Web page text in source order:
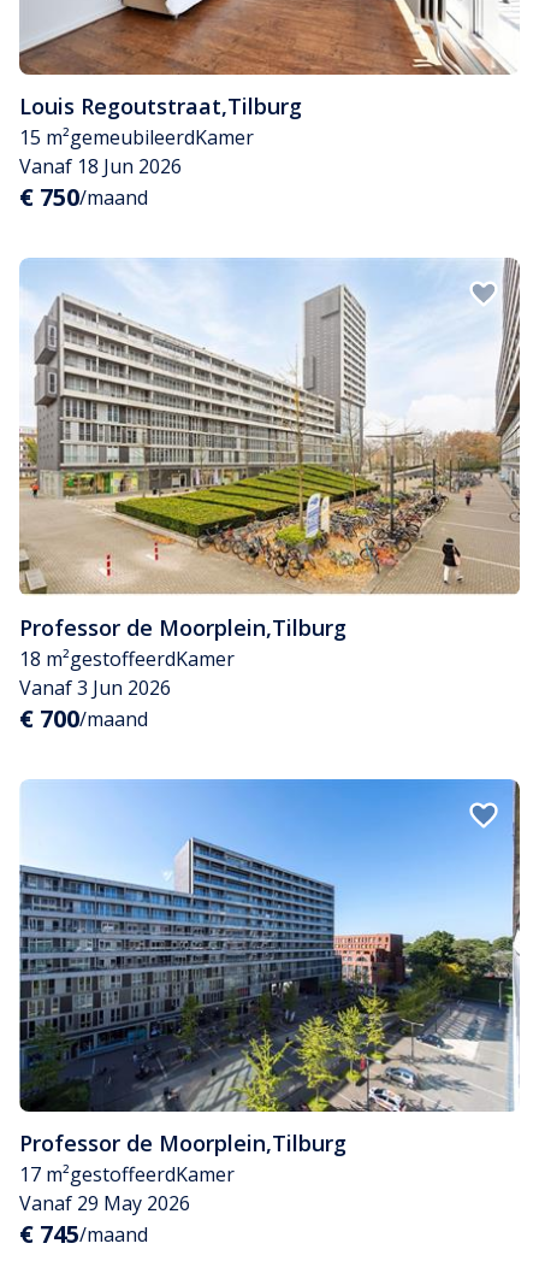
Louis Regoutstraat,Tilburg
15 m²gemeubileerdKamer
Vanaf 18 Jun 2026
€ 750/maand
Professor de Moorplein,Tilburg
18 m²gestoffeerdKamer
Vanaf 3 Jun 2026
€ 700/maand
Professor de Moorplein,Tilburg
17 m²gestoffeerdKamer
Vanaf 29 May 2026
€ 745/maand